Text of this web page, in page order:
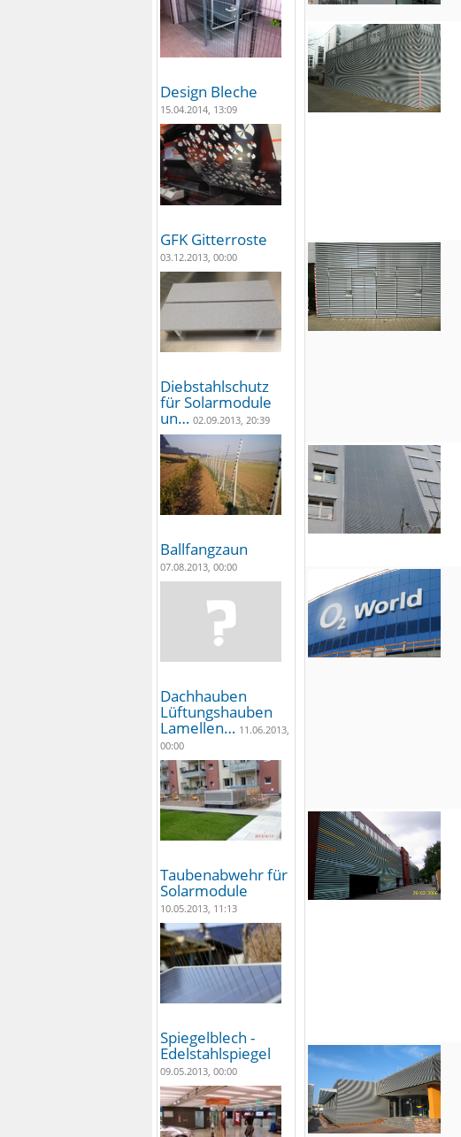
Design Bleche
15.04.2014, 13:09
GFK Gitterroste
03.12.2013, 00:00
Diebstahlschutz
für Solarmodule
un… 02.09.2013, 20:39
Ballfangzaun
07.08.2013, 00:00
Dachhauben
Lüftungshauben
Lamellen… 11.06.2013,
00:00
Taubenabwehr für
Solarmodule
10.05.2013, 11:13
Spiegelblech -
Edelstahlspiegel
09.05.2013, 00:00